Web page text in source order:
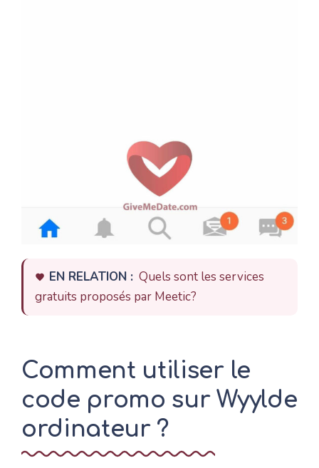
EN RELATION : Quels sont les services
gratuits proposés par Meetic?
Comment utiliser le
code promo sur Wyylde
ordinateur ?